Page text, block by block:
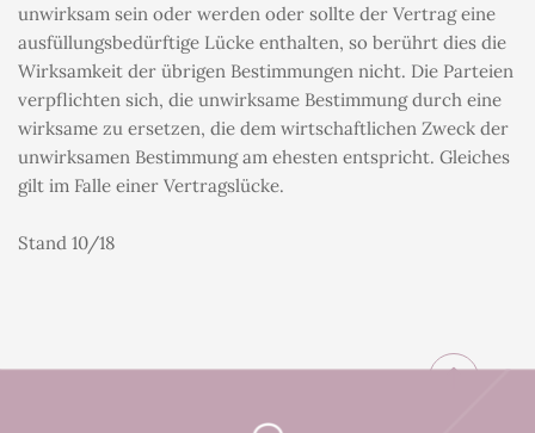
unwirksam sein oder werden oder sollte der Vertrag eine
ausfüllungsbedürftige Lücke enthalten, so berührt dies die
Wirksamkeit der übrigen Bestimmungen nicht. Die Parteien
verpflichten sich, die unwirksame Bestimmung durch eine
wirksame zu ersetzen, die dem wirtschaftlichen Zweck der
unwirksamen Bestimmung am ehesten entspricht. Gleiches
gilt im Falle einer Vertragslücke.
Stand 10/18